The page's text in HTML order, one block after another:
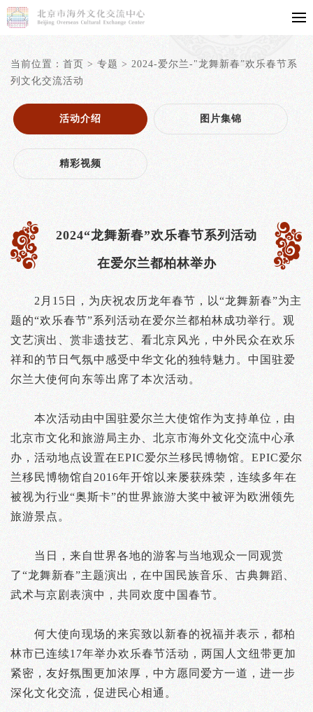
当前位置： 首页 > 专题 >2024-爱尔兰-"龙舞新春”欢乐春节系
列文化交流活动
活动介绍 图片集锦
精彩视频
2024“龙舞新春”欢乐春节系列活动
在爱尔兰都柏林举办
2月15日，为庆祝农历龙年春节，以“龙舞新春”为主
题的“欢乐春节”系列活动在爱尔兰都柏林成功举行。观
文艺演出、赏非遗技艺、看北京风光，中外民众在欢乐
祥和的节日气氛中感受中华文化的独特魅力。中国驻爱
尔兰大使何向东等出席了本次活动。
本次活动由中国驻爱尔兰大使馆作为支持单位，由
北京市文化和旅游局主办、北京市海外文化交流中心承
办，活动地点设置在EPIC爱尔兰移民博物馆。EPIC爱尔
兰移民博物馆自2016年开馆以来屡获殊荣，连续多年在
被视为行业“奥斯卡”的世界旅游大奖中被评为欧洲领先
旅游景点。
当日，来自世界各地的游客与当地观众一同观赏
了“龙舞新春”主题演出，在中国民族音乐、古典舞蹈、
武术与京剧表演中，共同欢度中国春节。
何大使向现场的来宾致以新春的祝福并表示，都柏
林市已连续17年举办欢乐春节活动，两国人文纽带更加
紧密，友好氛围更加浓厚，中方愿同爱方一道，进一步
深化文化交流，促进民心相通。